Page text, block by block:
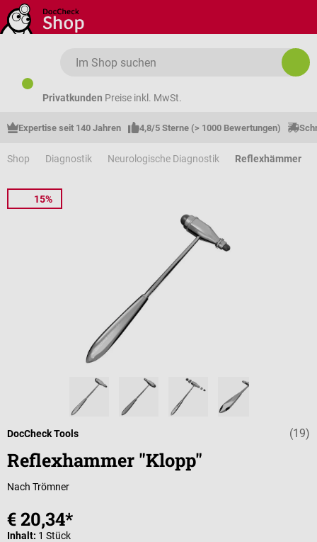
Zum Hauptinhalt springen
Privatkunden Preise inkl. MwSt.
Expertise seit 140 Jahren 4,8/5 Sterne (> 1000 Bewertungen)
Shop Diagnostik Neurologische Diagnostik Reflexhämmer
15%
(19)
DocCheck Tools
Reflexhammer "Klopp"
Nach Trömner
€ 20,34*
Inhalt: 1 Stück